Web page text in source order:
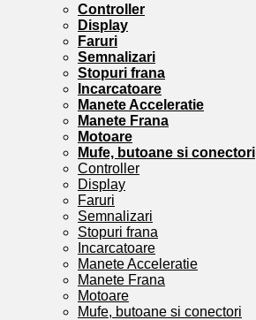
Controller
Display
Faruri
Semnalizari
Stopuri frana
Incarcatoare
Manete Acceleratie
Manete Frana
Motoare
Mufe, butoane si conectori
Controller
Display
Faruri
Semnalizari
Stopuri frana
Incarcatoare
Manete Acceleratie
Manete Frana
Motoare
Mufe, butoane si conectori